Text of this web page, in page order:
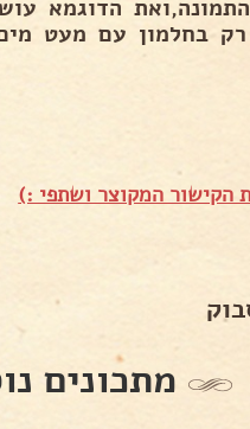
הקישור המקוצר ושתפי :)
מתכונים